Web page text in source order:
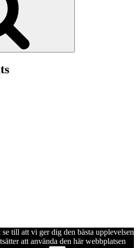
till att vi ger dig den bästa upplevelsen
att använda den här webbplatsen